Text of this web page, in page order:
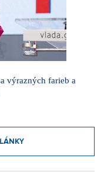
výrazných farieb a